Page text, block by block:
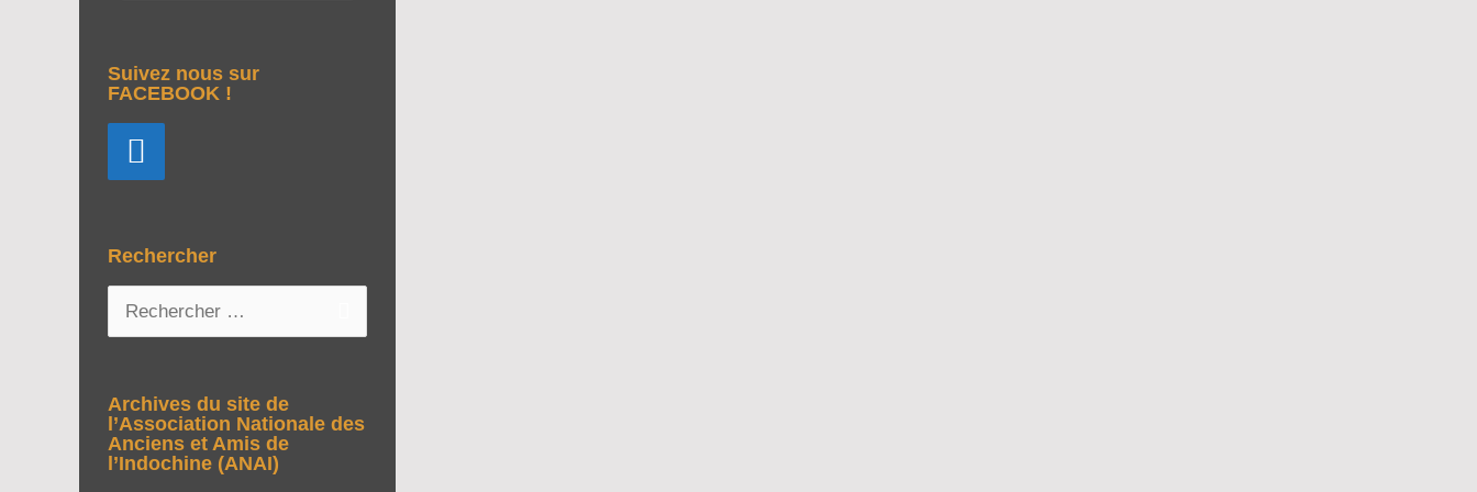
Suivez nous sur
FACEBOOK !
Rechercher
e
r
Archives du site de
l’Association Nationale des
Anciens et Amis de
l’Indochine (ANAI)